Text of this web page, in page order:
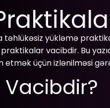
yükləmə
vacibdir. Bu
üçün izlənilməsi
Vacibdir?